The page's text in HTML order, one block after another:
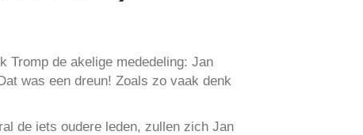
Tromp de akelige mededeling: Jan
was een dreun! Zoals zo vaak denk
de iets oudere leden, zullen zich Jan